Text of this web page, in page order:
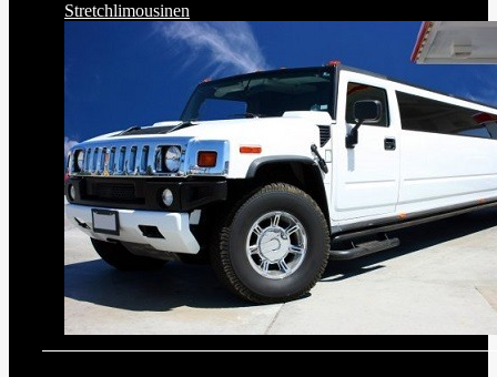
Stretchlimousinen